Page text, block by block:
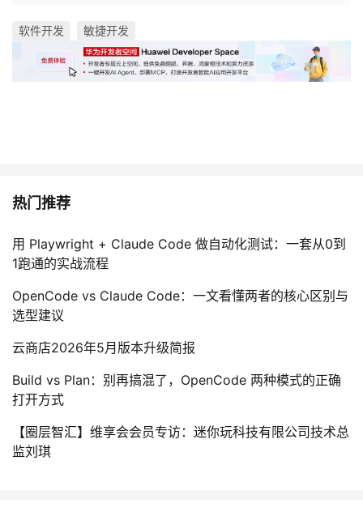
的
课
我
的
我
技
术
的
云
软件开发 敏捷开发
热门推荐
用 Playwright + Claude Code 做自动化测试：一套从0到
1跑通的实战流程
OpenCode vs Claude Code：一文看懂两者的核心区别与
选型建议
云商店2026年5月版本升级简报
Build vs Plan：别再搞混了，OpenCode 两种模式的正确
打开方式
【圈层智汇】维享会会员专访：迷你玩科技有限公司技术总
监刘琪